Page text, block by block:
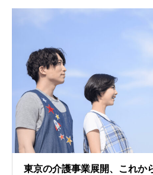
東京の介護事業展開、これか